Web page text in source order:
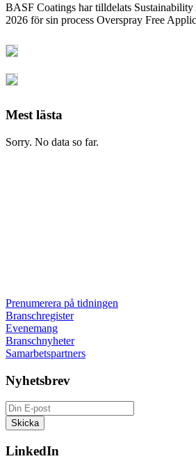
BASF Coatings har tilldelats
2026 för sin process Overspray Free
Mest lästa
Sorry. No data so far.
Prenumerera på tidningen
Branschregister
Evenemang
Branschnyheter
Samarbetspartners
Nyhetsbrev
LinkedIn